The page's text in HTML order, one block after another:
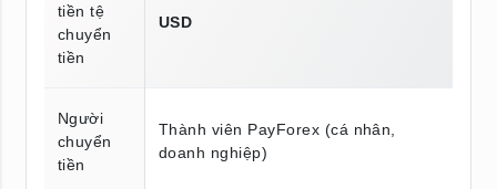
tiền tệ
chuyển
tiền
USD
Người
chuyển
tiền
Thành viên PayForex (cá nhân,
doanh nghiệp)